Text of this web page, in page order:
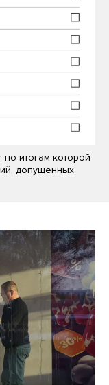
итогам которой
допущенных